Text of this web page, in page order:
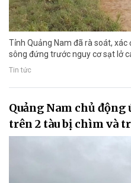
Tỉnh Quảng Nam đã rà soát,
sông đứng trước nguy cơ sạt lở
Tin tức
Quảng Nam chủ
trên 2 tàu bị chìm và